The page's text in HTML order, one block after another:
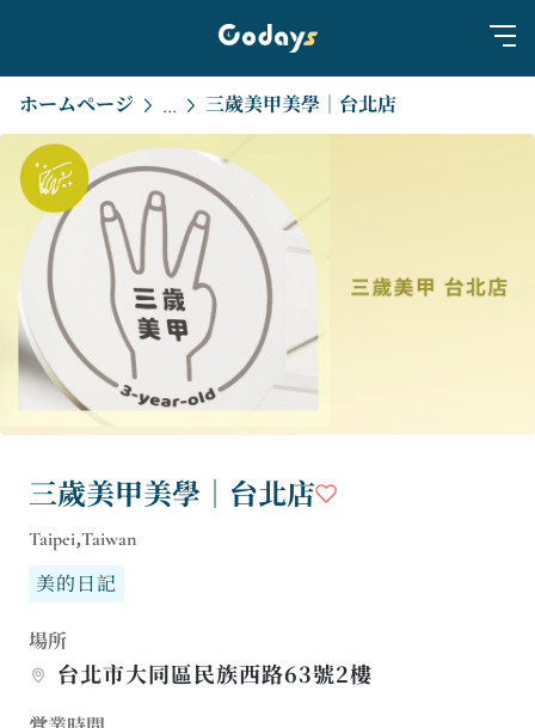
ホームページ ... 三歲美甲美學｜台北店
三歲美甲美學｜台北店
Taipei,Taiwan
美的日記
場所
台北市大同區民族西路63號2樓